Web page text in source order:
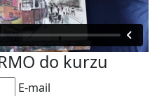
do kurzu
E-mail